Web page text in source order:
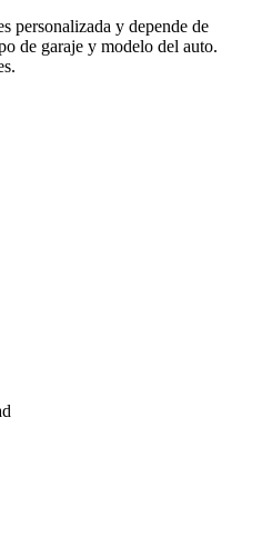
personalizada y depende de
de garaje y modelo del auto.